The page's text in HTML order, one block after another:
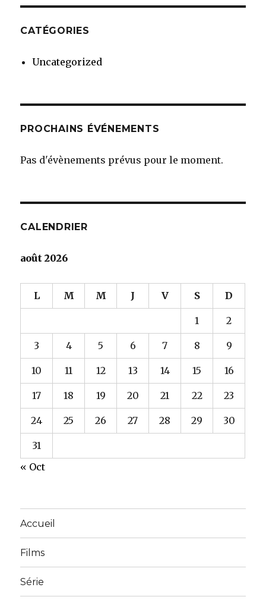
CATÉGORIES
Uncategorized
PROCHAINS ÉVÉNEMENTS
Pas d'évènements prévus pour le moment.
CALENDRIER
août 2026
L M M J V S D
1 2
3 4 5 6 7 8 9
10 11 12 13 14 15 16
17 18 19 20 21 22 23
24 25 26 27 28 29 30
31
« Oct
Accueil
Films
Série